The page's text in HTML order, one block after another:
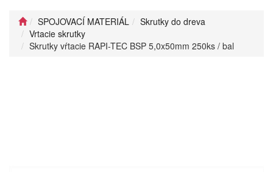
SPOJOVACÍ MATERIÁL
Skrutky do dreva
Vrtacie skrutky
Skrutky vŕtacie RAPI-TEC BSP 5,0x50mm 250ks / bal